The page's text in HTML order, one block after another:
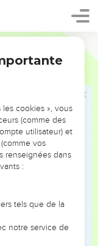
bout du monde »
Paul — dans le
Grèce, Asie
d’abord à
où il vit dans une
de l’Evangile
apôtres et de leurs
Esprit qui fait
deux reprises.
cookies », vous
(comme des
utilisateur) et
vos
renseignées dans
:
tels que de la
notre service de